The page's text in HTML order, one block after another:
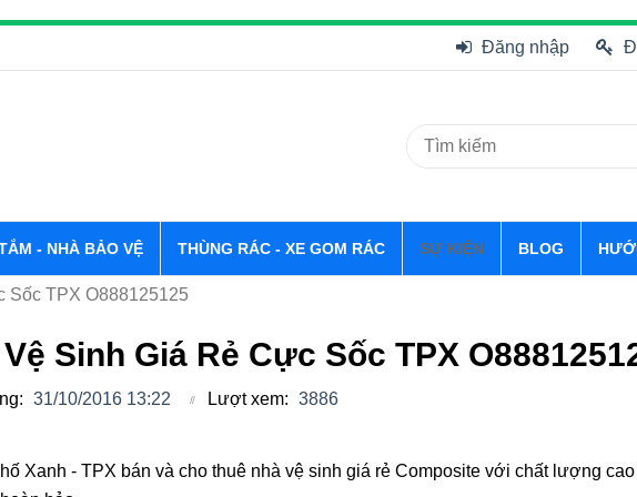
Sinh Giá Rẻ Cực Sốc TPX
31/10/2016 13:22 Lượt xem: 3886
Xanh - TPX bán và cho thuê nhà vệ sinh giá rẻ Composite với chất lượng
Đăng nhập
- NHÀ BẢO VỆ THÙNG RÁC - XE GOM RÁC SỰ KIỆN BLOG
Sốc TPX O888125125